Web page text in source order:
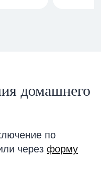
домашнего
по
через форму